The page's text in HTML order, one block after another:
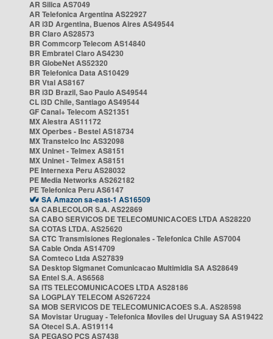
AR Silica AS7049
AR Telefonica Argentina AS22927
AR i3D Argentina, Buenos Aires AS49544
BR Claro AS28573
BR Commcorp Telecom AS14840
BR Embratel Claro AS4230
BR GlobeNet AS52320
BR Telefonica Data AS10429
BR Vtal AS8167
BR i3D Brazil, Sao Paulo AS49544
CL i3D Chile, Santiago AS49544
GF Canal+ Telecom AS21351
MX Alestra AS11172
MX Operbes - Bestel AS18734
MX Transtelco Inc AS32098
MX Uninet - Telmex AS8151
MX Uninet - Telmex AS8151
PE Internexa Peru AS28032
PE Media Networks AS262182
PE Telefonica Peru AS6147
SA Amazon sa-east-1 AS16509
SA CABLECOLOR S.A. AS22869
SA CABO SERVICOS DE TELECOMUNICACOES LTDA AS28220
SA COTAS LTDA. AS25620
SA CTC Transmisiones Regionales - Telefonica Chile AS7004
SA Cable Onda AS14709
SA Comteco Ltda AS27839
SA Desktop Sigmanet Comunicacao Multimidia SA AS28649
SA Entel S.A. AS6568
SA ITS TELECOMUNICACOES LTDA AS28186
SA LOGPLAY TELECOM AS267224
SA MOB SERVICOS DE TELECOMUNICACOES S.A. AS28598
SA Movistar Uruguay - Telefonica Moviles del Uruguay SA AS19422
SA Otecel S.A. AS19114
SA PEGASO PCS AS7438